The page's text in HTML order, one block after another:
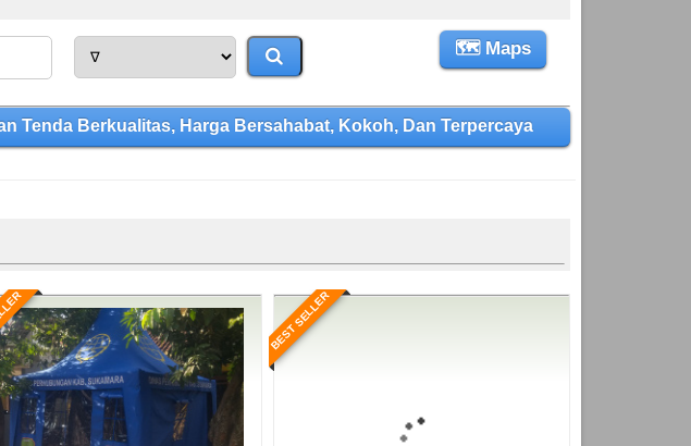
🗺 Maps
Tenda Berkualitas, Harga Bersahabat, Kokoh, Dan Terpercaya
BEST SELLER